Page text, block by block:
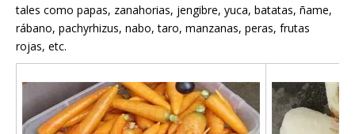
tales como papas, zanahorias, jengibre, yuca, batatas, ñame,
rábano, pachyrhizus, nabo, taro, manzanas, peras, frutas
rojas, etc.